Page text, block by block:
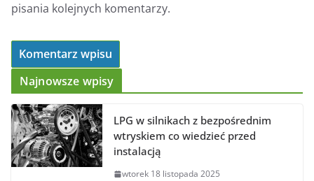
pisania kolejnych komentarzy.
Najnowsze wpisy
LPG w silnikach z bezpośrednim
wtryskiem co wiedzieć przed
instalacją
wtorek 18 listopada 2025